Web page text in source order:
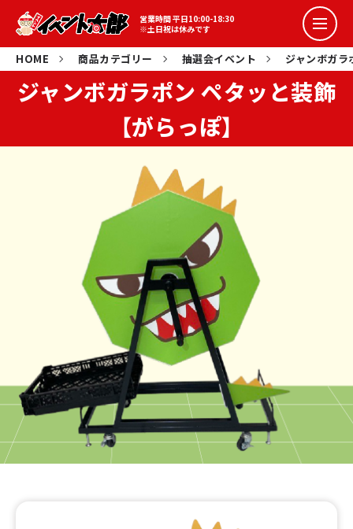
営業時間 平日10:00-18:30
※土日祝は休みです
詰め放題イベント
コラボイベント
0120 065 447 メールでの
お問い合わせ
よくあるご質問
HOME 商品カテゴリー 抽選会イベント ジャンボガ
ジャンボガラポン ペタッと装飾
【がらっぽ】